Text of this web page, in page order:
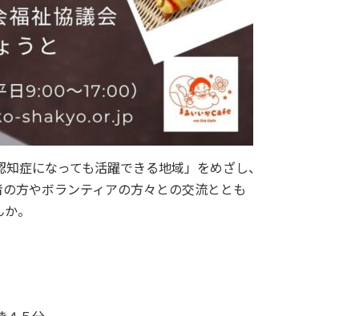
症になっても活躍できる地域」をめざし、
方やボランティアの方々との交流ととも
。